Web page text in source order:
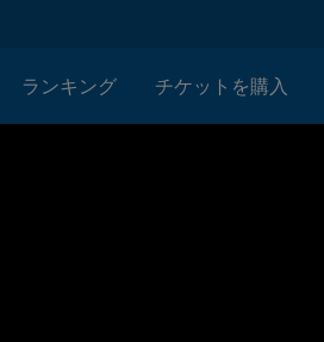
ランキング チケットを購入